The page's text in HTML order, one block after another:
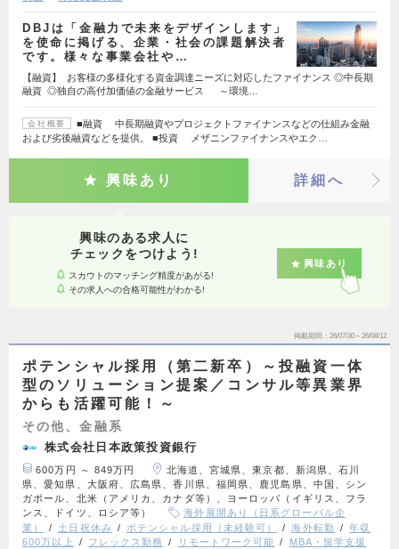
DBJは「金融⼒で未来をデザインします」
を使命に掲げる、企業・社会の課題解決者
です。様々な事業会社や…
【融資】 お客様の多様化する資金調達ニーズに対応したファイナンス ◎中長期
融資 ◎独自の高付加価値の金融サービス ～環境…
会社概要
■融資 中長期融資やプロジェクトファイナンスなどの仕組み金融
および劣後融資などを提供。 ■投資 メザニンファイナンスやエク…
興味あり 詳細へ
興味のある求人に
チェックをつけよう!
スカウトのマッチング精度があがる!
その求人への合格可能性がわかる!
興味あり
掲載期間 26/07/30～26/08/12
ポテンシャル採用（第二新卒）～投融資一体
型のソリューション提案／コンサル等異業界
からも活躍可能！～
その他、金融系
株式会社日本政策投資銀行
600万円 ～ 849万円
北海道、宮城県、東京都、新潟県、石川
県、愛知県、大阪府、広島県、香川県、福岡県、鹿児島県、中国、シン
ガポール、北米（アメリカ、カナダ等）、ヨーロッパ（イギリス、フラ
ンス、ドイツ、ロシア等）
海外展開あり（日系グローバル企
業）
土日祝休み ポテンシャル採用（未経験可） 海外転勤
年収
600万以上
フレックス勤務 リモートワーク可能
MBA・留学支援